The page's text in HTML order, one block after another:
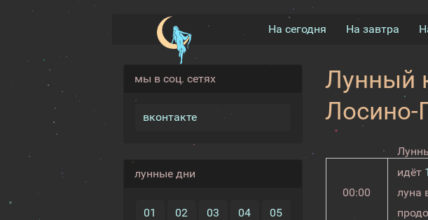
На сегодня На завтра
мы в соц. сетях
вконтакте
лунные дни
01 02 03 04 05
Лунный
Лосино-
00:00
идёт
луна